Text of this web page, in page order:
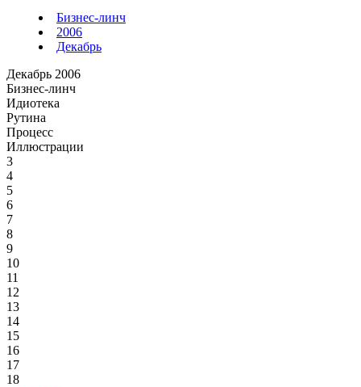
Бизнес-линч
2006
Декабрь
Декабрь 2006
Бизнес-линч
Идиотека
Рутина
Процесс
Иллюстрации
3
4
5
6
7
8
9
10
11
12
13
14
15
16
17
18